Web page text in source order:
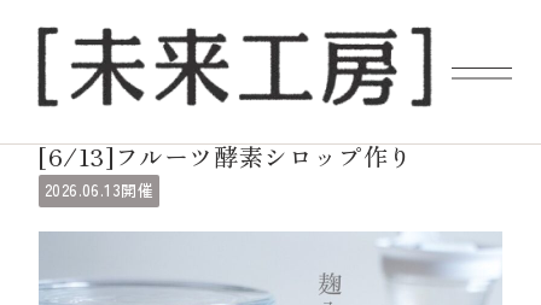
[6/13]フルーツ酵素シロップ作り
2026.06.13開催